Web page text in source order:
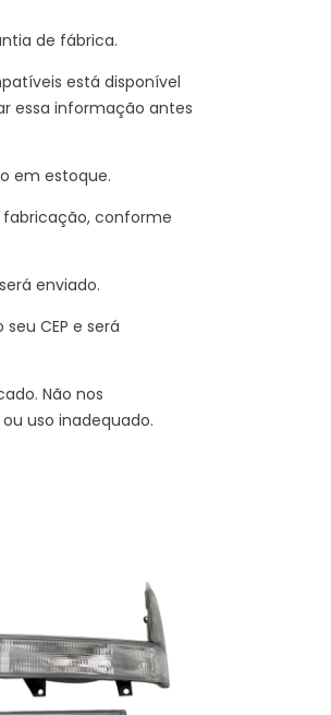
de fábrica.
está disponível
essa informação antes
em estoque.
fabricação, conforme
enviado.
CEP e será
Não nos
uso inadequado.